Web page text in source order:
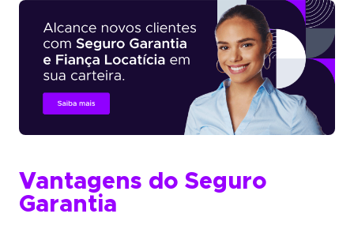
Vantagens do Seguro
Garantia